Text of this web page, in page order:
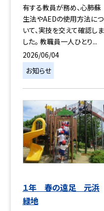
有する教員が務め、心肺蘇
生法やAEDの使用方法につ
いて、実技を交えて確認しま
した。 教職員一人ひとり...
2026/06/04
お知らせ
１年 春の遠足 元浜
緑地